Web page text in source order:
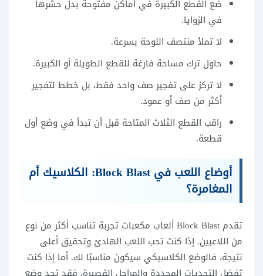
ضع القطع الكبيرة في أماكن مفتوحة بدل حشرها
في الزوايا.
لا تملأ منتصف اللوحة بسرعة.
حاول ترك مساحة فارغة للقطع الطويلة أو الكبيرة.
لا تركز على تفجير صف واحد فقط، بل خطط لتفجير
أكثر من صف أو عمود.
راقب القطع الثلاث المتاحة قبل أن تبدأ في وضع أول
قطعة.
أوضاع اللعب في Block Blast: الكلاسيك أم
المغامرة؟
تقدم Block Blast ألعاب مكعبات تجربة تناسب أكثر من نوع
من اللاعبين. إذا كنت تحب اللعب الهادئ وتحقيق أعلى
نتيجة، فالوضع الكلاسيكي سيكون مناسبًا لك. أما إذا كنت